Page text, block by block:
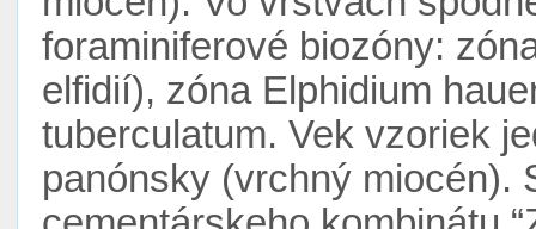
foraminiferové biozóny:
elfidií), zóna Elphidium
tuberculatum. Vek vzoriek
panónsky (vrchný miocén).